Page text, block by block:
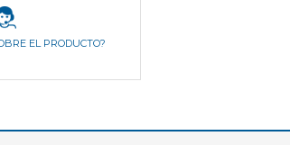
EL PRODUCTO?